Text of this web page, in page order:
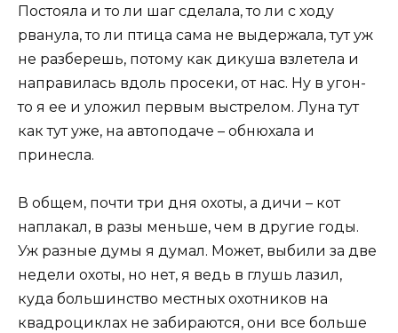
Постояла и то ли шаг сделала, то ли с ходу
рванула, то ли птица сама не выдержала, тут уж
не разберешь, потому как дикуша взлетела и
направилась вдоль просеки, от нас. Ну в угон-
то я ее и уложил первым выстрелом. Луна тут
как тут уже, на автоподаче – обнюхала и
принесла.
В общем, почти три дня охоты, а дичи – кот
наплакал, в разы меньше, чем в другие годы.
Уж разные думы я думал. Может, выбили за две
недели охоты, но нет, я ведь в глушь лазил,
куда большинство местных охотников на
квадроциклах не забираются, они все больше